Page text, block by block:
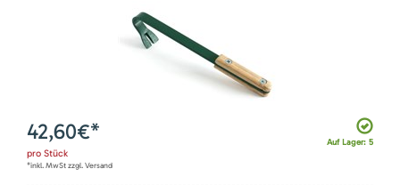
Auf Lager: 5
42,60€*
pro Stück
*inkl. MwSt zzgl. Versand